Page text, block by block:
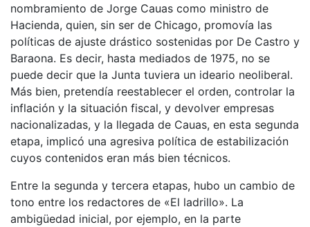
nombramiento de Jorge Cauas como ministro de
Hacienda, quien, sin ser de Chicago, promovía las
políticas de ajuste drástico sostenidas por De Castro y
Baraona. Es decir, hasta mediados de 1975, no se
puede decir que la Junta tuviera un ideario neoliberal.
Más bien, pretendía reestablecer el orden, controlar la
inflación y la situación fiscal, y devolver empresas
nacionalizadas, y la llegada de Cauas, en esta segunda
etapa, implicó una agresiva política de estabilización
cuyos contenidos eran más bien técnicos.
Entre la segunda y tercera etapas, hubo un cambio de
tono entre los redactores de «El ladrillo». La
ambigüedad inicial, por ejemplo, en la parte